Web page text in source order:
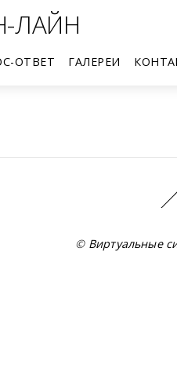
ЛАЙН
ОТВЕТ ГАЛЕРЕИ
© Виртуальные